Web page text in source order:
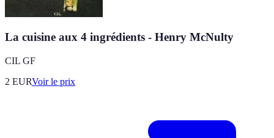
La cuisine aux 4 ingrédients - Henry McNulty
CIL GF
2 EURVoir le prix